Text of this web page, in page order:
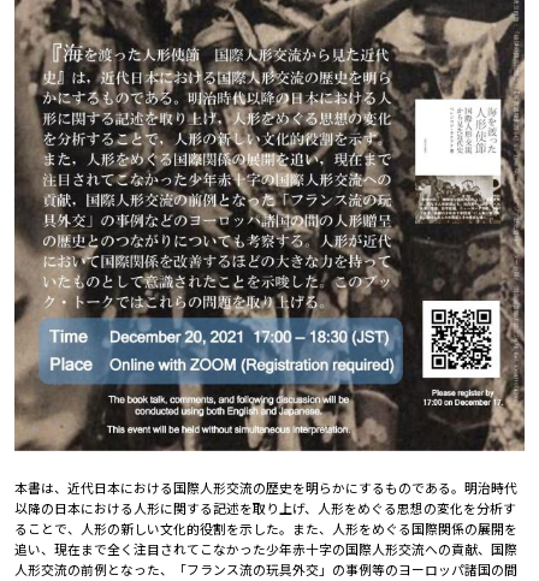
本書は、近代日本における国際人形交流の歴史を明らかにするものである。明治時代
以降の日本における人形に関する記述を取り上げ、人形をめぐる思想の変化を分析す
ることで、人形の新しい文化的役割を示した。また、人形をめぐる国際関係の展開を
追い、現在まで全く注目されてこなかった少年赤十字の国際人形交流への貢献、国際
人形交流の前例となった、「フランス流の玩具外交」の事例等のヨーロッパ諸国の間